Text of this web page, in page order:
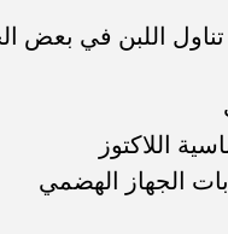
اللبن في بعض
اللاكتوز
الجهاز الهضمي